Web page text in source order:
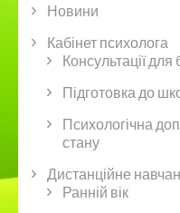
Новини
Кабінет психолога
Консультації для
Підготовка до
Психологічна
стану
Дистанційне
Ранній вік